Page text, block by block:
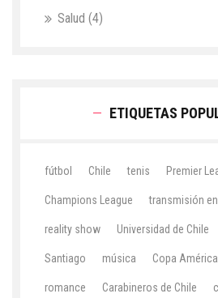
Salud (4)
ETIQUETAS
fútbol Chile tenis Premier
Champions League transmisión
reality show Universidad de Chile
Santiago música Copa América
romance Carabineros de Chile